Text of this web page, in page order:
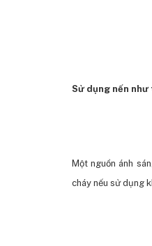
Sử dụng nến như
Một nguồn ánh
cháy nếu sử dụng